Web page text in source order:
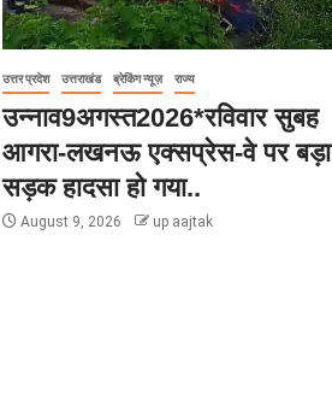
उत्तर प्रदेश उत्तराखंड ब्रेकिंग न्यूज़ राज्य
उन्नाव9अगस्त2026*रविवार सुबह
आगरा-लखनऊ एक्सप्रेस-वे पर बड़ा
सड़क हादसा हो गया..
August 9, 2026 up aajtak